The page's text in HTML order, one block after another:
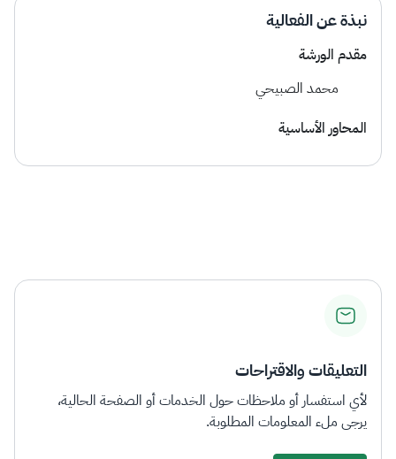
نبذة عن الفعالية
مقدم الورشة
محمد الصبيحي
المحاور الأساسية
التعليقات والاقتراحات
لأي استفسار أو ملاحظات حول الخدمات أو الصفحة الحالية،
يرجى ملء المعلومات المطلوبة.